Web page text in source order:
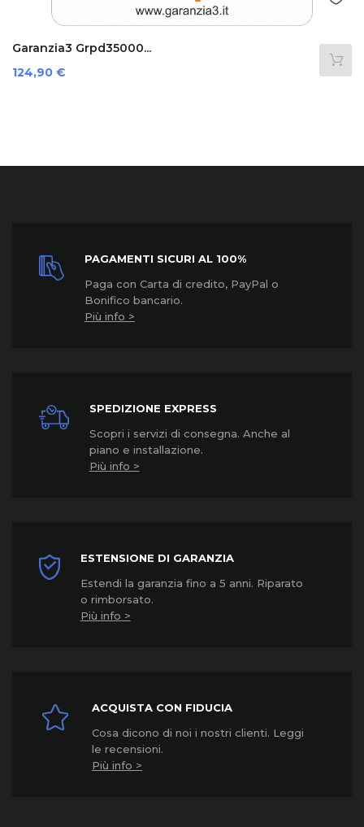
Garanzia3 Cover 12 Mesi...
PAGAMENTI SICURI AL 100%
Paga con Carta di credito, PayPal o
Bonifico bancario.
Più info >
SPEDIZIONE EXPRESS
Scopri i servizi di consegna. Anche al
piano e installazione.
Più info >
ESTENSIONE DI GARANZIA
Estendi la garanzia fino a 5 anni. Riparato
o rimborsato.
Più info >
ACQUISTA CON FIDUCIA
Cosa dicono di noi i nostri clienti. Leggi
le recensioni.
Più info >